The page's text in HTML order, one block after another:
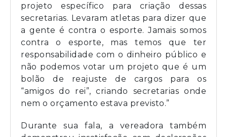
projeto específico para criação dessas
secretarias. Levaram atletas para dizer que
a gente é contra o esporte. Jamais somos
contra o esporte, mas temos que ter
responsabilidade com o dinheiro público e
não podemos votar um projeto que é um
bolão de reajuste de cargos para os
“amigos do rei”, criando secretarias onde
nem o orçamento estava previsto.”
Durante sua fala, a vereadora também